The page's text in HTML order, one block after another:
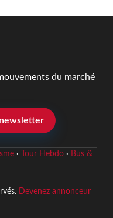
du marché
· Tour Hebdo· Bus &
Devenez annonceur